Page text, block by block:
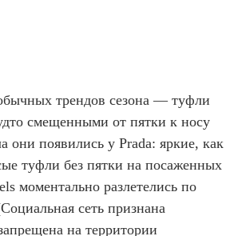
трендов сезона — туфли
смещенными от пятки к носу
они появились у Prada: яркие, как
туфли без пятки на посаженных
моментально разлетелись по
сеть признана
на территории